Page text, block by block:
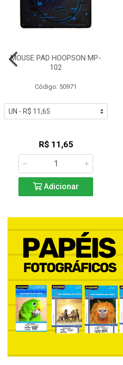
MOUSE PAD HOOPSON MP-
102
Código: 50971
R$ 11,65
Adicionar